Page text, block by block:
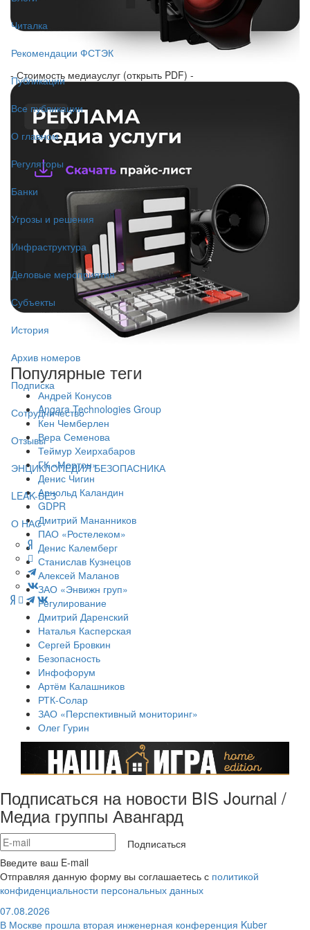
Читалка
Рекомендации ФСТЭК
Публикации
Все публикации
О главном
Регуляторы
Банки
Угрозы и решения
Инфраструктура
Деловые мероприятия
Субъекты
История
Архив номеров
Подписка
Сотрудничество
Отзывы
ЭНЦИКЛОПЕДИЯ БЕЗОПАСНИКА
LEAK-БЕЗ
О НАС
- Стоимость медиауслуг (открыть PDF) -
Популярные теги
Андрей Конусов
Angara Technologies Group
Кен Чемберлен
Вера Семенова
Теймур Хеирхабаров
ГК «Мортон»
Денис Чигин
Арнольд Каландин
GDPR
Дмитрий Мананников
ПАО «Ростелеком»
Денис Калемберг
Станислав Кузнецов
Алексей Маланов
ЗАО «Энвижн груп»
Регулирование
Дмитрий Даренский
Наталья Касперская
Сергей Бровкин
Безопасность
Инфофорум
Артём Калашников
РТК-Солар
ЗАО «Перспективный мониторинг»
Олег Гурин
Подписаться на новости BIS Journal /
Медиа группы Авангард
Подписаться
Введите ваш E-mail
Отправляя данную форму вы соглашаетесь с политикой
конфиденциальности персональных данных
07.08.2026
В Москве прошла вторая инженерная конференция Kuber